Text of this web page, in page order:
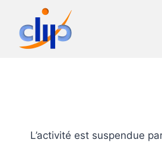
contenu
L’activité est suspendue